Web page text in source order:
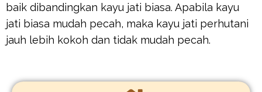
baik dibandingkan kayu jati biasa. Apabila kayu
jati biasa mudah pecah, maka kayu jati perhutani
jauh lebih kokoh dan tidak mudah pecah.